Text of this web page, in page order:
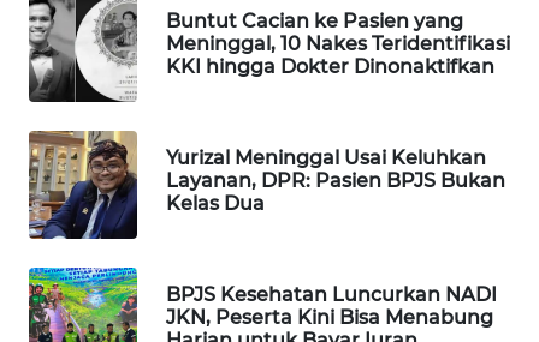
Buntut Cacian ke Pasien yang
Meninggal, 10 Nakes Teridentifikasi
KKI hingga Dokter Dinonaktifkan
Yurizal Meninggal Usai Keluhkan
Layanan, DPR: Pasien BPJS Bukan
Kelas Dua
BPJS Kesehatan Luncurkan NADI
JKN, Peserta Kini Bisa Menabung
WAHANA
SELEB
WAHANA
PERSONA
WAHANA
OTOMOTIF
WAHANA
HEALTH